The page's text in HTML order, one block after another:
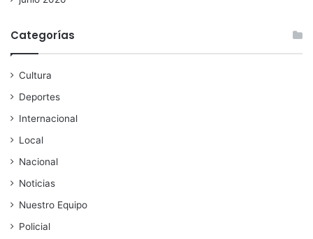
Categorías
Cultura
Deportes
Internacional
Local
Nacional
Noticias
Nuestro Equipo
Policial